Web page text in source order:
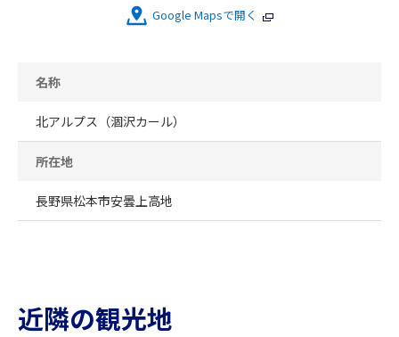
Google Mapsで開く
名称
北アルプス（涸沢カール）
所在地
長野県松本市安曇上高地
近隣の観光地